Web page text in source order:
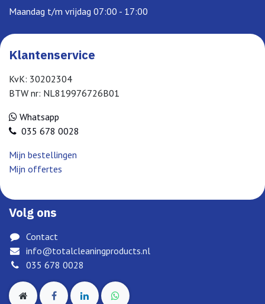
Maandag t/m vrijdag 07:00 - 17:00
Klantenservice
KvK: 30202304
BTW nr: NL819976726B01
Whatsapp
035 678 0028
Mijn bestellingen
Mijn offertes
Volg ons
Contact
info@totalcleaningproducts.nl
035 678 0028